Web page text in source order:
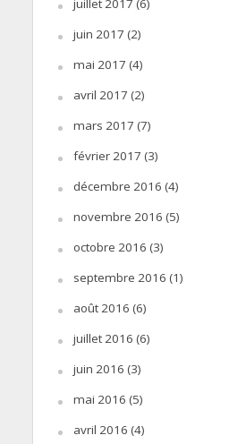
juillet 2017 (6)
juin 2017 (2)
mai 2017 (4)
avril 2017 (2)
mars 2017 (7)
février 2017 (3)
décembre 2016 (4)
novembre 2016 (5)
octobre 2016 (3)
septembre 2016 (1)
août 2016 (6)
juillet 2016 (6)
juin 2016 (3)
mai 2016 (5)
avril 2016 (4)